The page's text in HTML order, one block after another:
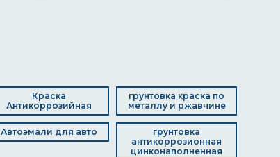
Краска
Антикоррозийная
грунтовка краска по
металлу и ржавчине
Автоэмали для авто
грунтовка
антикоррозионная
цинконаполненная